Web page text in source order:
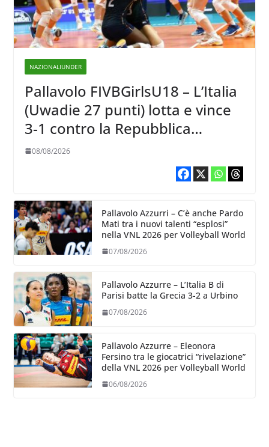
NAZIONALIUNDER
Pallavolo FIVBGirlsU18 – L’Italia
(Uwadie 27 punti) lotta e vince
3-1 contro la Repubblica
Dominicana
08/08/2026
Pallavolo Azzurri – C’è anche Pardo
Mati tra i nuovi talenti “esplosi”
nella VNL 2026 per Volleyball World
07/08/2026
Pallavolo Azzurre – L’Italia B di
Parisi batte la Grecia 3-2 a Urbino
07/08/2026
Pallavolo Azzurre – Eleonora
Fersino tra le giocatrici “rivelazione”
della VNL 2026 per Volleyball World
06/08/2026